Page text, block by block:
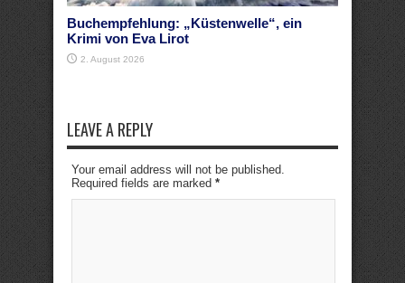
Buchempfehlung: „Küstenwelle“, ein
Krimi von Eva Lirot
2. August 2026
LEAVE A REPLY
Your email address will not be published.
Required fields are marked *